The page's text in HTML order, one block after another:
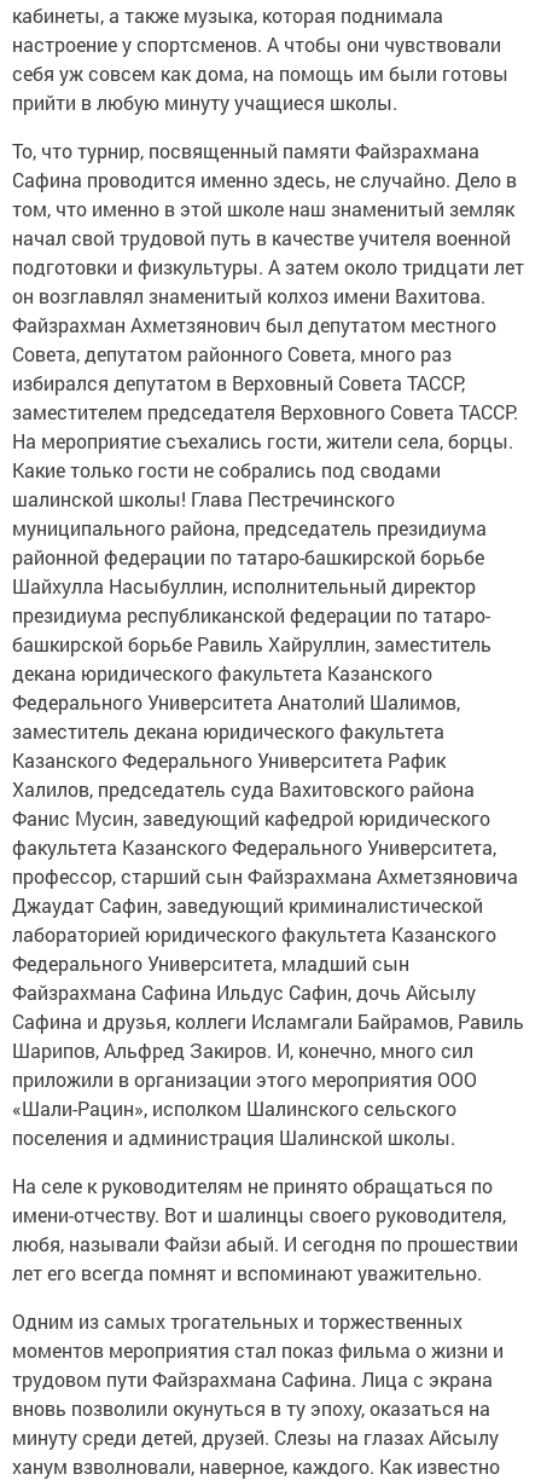
кабинеты, а также музыка, которая поднимала
настроение у спортсменов. А чтобы они чувствовали
себя уж совсем как дома, на помощь им были готовы
прийти в любую минуту учащиеся школы.
То, что турнир, посвященный памяти Файзрахмана
Сафина проводится именно здесь, не случайно. Дело в
том, что именно в этой школе наш знаменитый земляк
начал свой трудовой путь в качестве учителя военной
подготовки и физкультуры. А затем около тридцати лет
он возглавлял знаменитый колхоз имени Вахитова.
Файзрахман Ахметзянович был депутатом местного
Совета, депутатом районного Совета, много раз
избирался депутатом в Верховный Совета ТАССР,
заместителем председателя Верховного Совета ТАССР.
На мероприятие съехались гости, жители села, борцы.
Какие только гости не собрались под сводами
шалинской школы! Глава Пестречинского
муниципального района, председатель президиума
районной федерации по татаро-башкирской борьбе
Шайхулла Насыбуллин, исполнительный директор
президиума республиканской федерации по татаро-
башкирской борьбе Равиль Хайруллин, заместитель
декана юридического факультета Казанского
Федерального Университета Анатолий Шалимов,
заместитель декана юридического факультета
Казанского Федерального Университета Рафик
Халилов, председатель суда Вахитовского района
Фанис Мусин, заведующий кафедрой юридического
факультета Казанского Федерального Университета,
профессор, старший сын Файзрахмана Ахметзяновича
Джаудат Сафин, заведующий криминалистической
лабораторией юридического факультета Казанского
Федерального Университета, младший сын
Файзрахмана Сафина Ильдус Сафин, дочь Айсылу
Сафина и друзья, коллеги Исламгали Байрамов, Равиль
Шарипов, Альфред Закиров. И, конечно, много сил
приложили в организации этого мероприятия ООО
«Шали-Рацин», исполком Шалинского сельского
поселения и администрация Шалинской школы.
На селе к руководителям не принято обращаться по
имени-отчеству. Вот и шалинцы своего руководителя,
любя, называли Файзи абый. И сегодня по прошествии
лет его всегда помнят и вспоминают уважительно.
Одним из самых трогательных и торжественных
моментов мероприятия стал показ фильма о жизни и
трудовом пути Файзрахмана Сафина. Лица с экрана
вновь позволили окунуться в ту эпоху, оказаться на
минуту среди детей, друзей. Слезы на глазах Айсылу
ханум взволновали, наверное, каждого. Как известно